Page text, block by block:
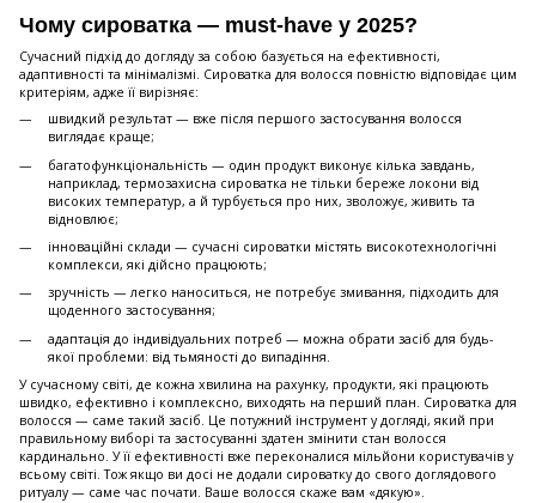
Чому сироватка — must-have у 2025?
Сучасний підхід до догляду за собою базується на ефективності,
адаптивності та мінімалізмі. Сироватка для волосся повністю відповідає цим
критеріям, адже її вирізняє:
швидкий результат — вже після першого застосування волосся
виглядає краще;
багатофункціональність — один продукт виконує кілька завдань,
наприклад, термозахисна сироватка не тільки береже локони від
високих температур, а й турбується про них, зволожує, живить та
відновлює;
інноваційні склади — сучасні сироватки містять високотехнологічні
комплекси, які дійсно працюють;
зручність — легко наноситься, не потребує змивання, підходить для
щоденного застосування;
адаптація до індивідуальних потреб — можна обрати засіб для будь-
якої проблеми: від тьмяності до випадіння.
У сучасному світі, де кожна хвилина на рахунку, продукти, які працюють
швидко, ефективно і комплексно, виходять на перший план. Сироватка для
волосся — саме такий засіб. Це потужний інструмент у догляді, який при
правильному виборі та застосуванні здатен змінити стан волосся
кардинально. У її ефективності вже переконалися мільйони користувачів у
всьому світі. Тож якщо ви досі не додали сироватку до свого доглядового
ритуалу — саме час почати. Ваше волосся скаже вам «дякую».